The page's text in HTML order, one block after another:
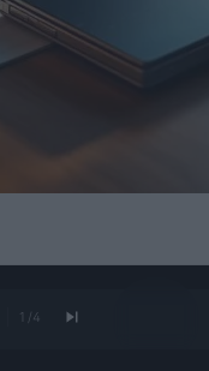
1 /4